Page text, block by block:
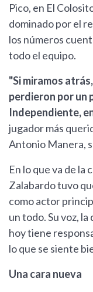
Pico, en El
dominado por el
los números
todo el equipo.
"Si miramos
perdieron por un
Independiente,
jugador más
Antonio Manera,
En lo que va de la
Zalabardo tuvo
como actor
un todo. Su voz,
hoy tiene
lo que se siente
Una cara nueva